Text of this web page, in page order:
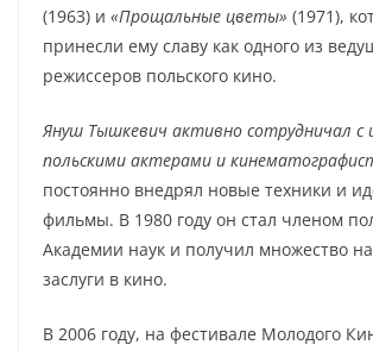
(1963) и «Прощальные цветы» (1971),
принесли ему славу как одного из
режиссеров польского кино.
Януш Тышкевич активно сотрудничал с
польскими актерами и
постоянно внедрял новые техники и
фильмы. В 1980 году он стал членом
Академии наук и получил множество
заслуги в кино.
В 2006 году, на фестивале Молодого